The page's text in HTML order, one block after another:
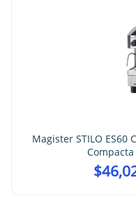
Magister STILO ES60
$